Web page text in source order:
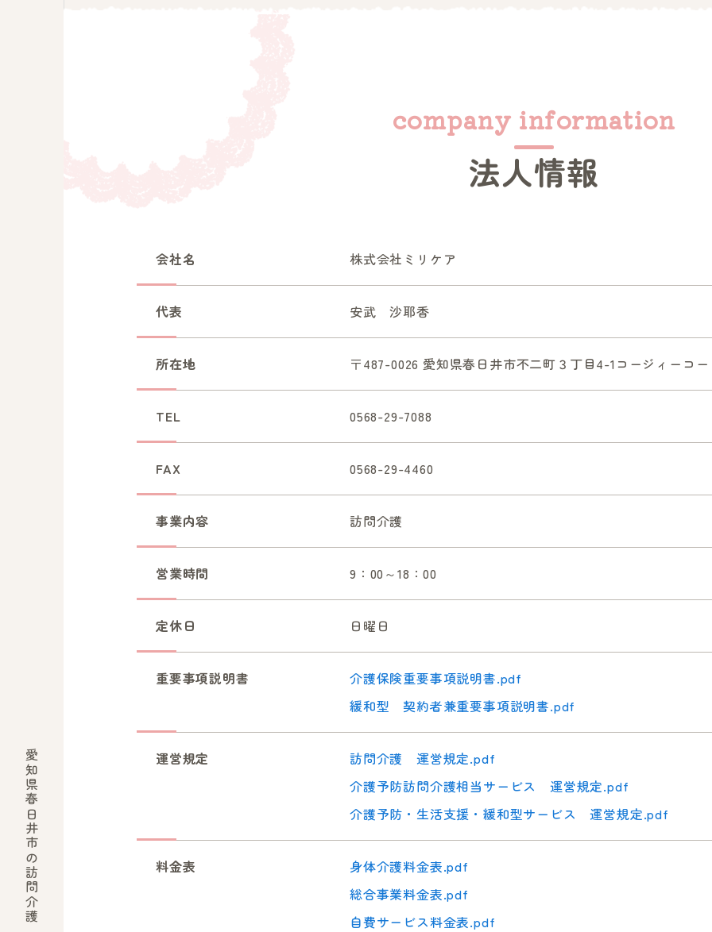
愛知県春日井市の訪問介護
company information
法人情報
会社名 株式会社ミリケア
代表 安武 沙耶香
所在地 〒487-0026 愛知県春日井市不二町３丁目4-1コージィーコー
TEL 0568-29-7088
FAX 0568-29-4460
事業内容 訪問介護
営業時間 9：00～18：00
定休日 日曜日
重要事項説明書
介護保険重要事項説明書.pdf
緩和型 契約者兼重要事項説明書.pdf
運営規定
訪問介護 運営規定.pdf
介護予防訪問介護相当サービス 運営規定.pdf
介護予防・生活支援・緩和型サービス 運営規定.pdf
料金表
身体介護料金表.pdf
総合事業料金表.pdf
自費サービス料金表.pdf